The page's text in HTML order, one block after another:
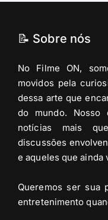
📝 Sobre nós
No Filme ON,
movidos pela
dessa arte que
do mundo.
notícias mais
discussões
e aqueles que ainda
Queremos ser sua
entretenimento